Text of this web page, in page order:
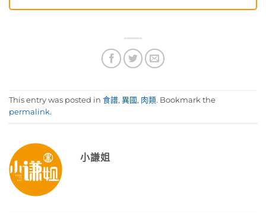
This entry was posted in 食譜, 異國, 肉類. Bookmark the
permalink.
小謙姐